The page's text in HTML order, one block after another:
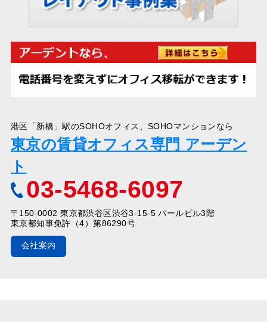
港区「新橋」駅のSOHOオフィス、SOHOマンションなら
東京の賃貸オフィス専門 アーデン
ト
03-5468-6097
〒150-0002 東京都渋谷区渋谷3-15-5 パールビル3階
東京都知事免許（4）第86290号
会社案内